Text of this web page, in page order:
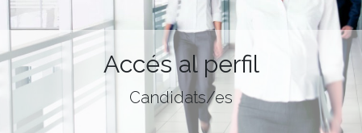
Accés al perfil
Candidats/es